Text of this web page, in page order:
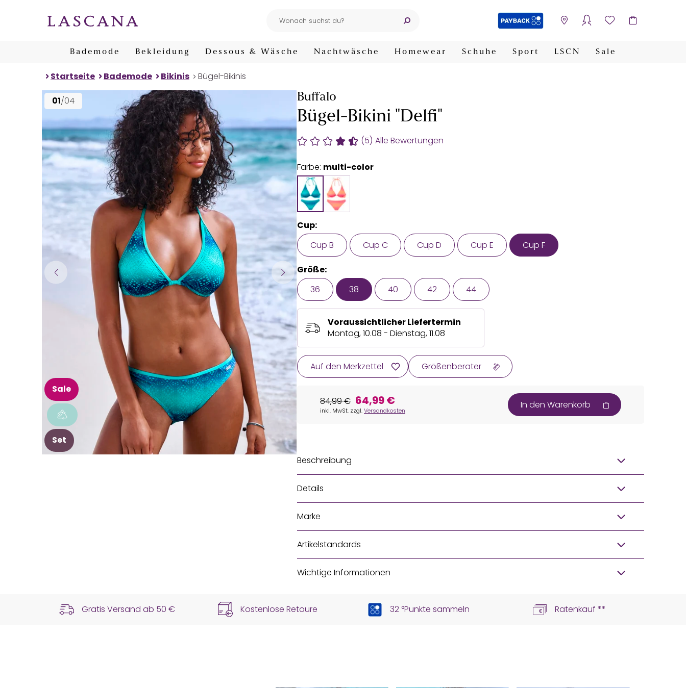
Bademode Bekleidung Dessous & Wäsche Nachtwäsche Homewear Schuhe Sport LSCN Sale
Startseite Bademode Bikinis Bügel-Bikinis
01/04
Sale
Set
Buffalo
Bügel-Bikini "Delfi"
(5) Alle Bewertungen
Farbe: multi-color
Cup:
Cup B
Cup C Cup D Cup E Cup F
Größe:
36
38 40 42 44
Voraussichtlicher Liefertermin
Montag, 10.08 - Dienstag, 11.08
Auf den Merkzettel Größenberater
84,99 € 64,99 €
inkl. MwSt. zzgl.Versandkosten In den Warenkorb
Beschreibung
Details
Marke
Artikelstandards
Wichtige Informationen
Gratis Versand ab 50 € Kostenlose Retoure 32 °Punkte sammeln Ratenkauf **